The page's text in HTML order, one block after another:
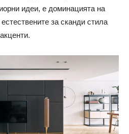
идеи, е доминацията на
за сканди стила
акценти.